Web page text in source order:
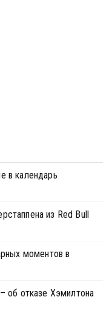
в календарь
из Red Bull
моментов в
об отказе Хэмилтона